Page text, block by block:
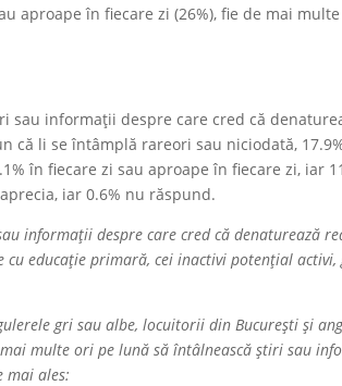
aproape în fiecare zi (26%), fie de mai
sau informații despre care cred că
că li se întâmplă rareori sau niciodată,
în fiecare zi sau aproape în fiecare zi, iar
iar 0.6% nu răspund.
informații despre care cred că denaturează
cu educație primară, cei inactivi potențial activi,
gri sau albe, locuitorii din București și
multe ori pe lună să întâlnească știri sau
mai ales: